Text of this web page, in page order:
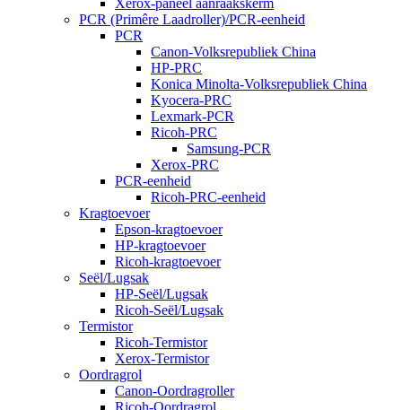
Xerox-paneel aanraakskerm
PCR (Primêre Laadroller)/PCR-eenheid
PCR
Canon-Volksrepubliek China
HP-PRC
Konica Minolta-Volksrepubliek China
Kyocera-PRC
Lexmark-PCR
Ricoh-PRC
Samsung-PCR
Xerox-PRC
PCR-eenheid
Ricoh-PRC-eenheid
Kragtoevoer
Epson-kragtoevoer
HP-kragtoevoer
Ricoh-kragtoevoer
Seël/Lugsak
HP-Seël/Lugsak
Ricoh-Seël/Lugsak
Termistor
Ricoh-Termistor
Xerox-Termistor
Oordragrol
Canon-Oordragroller
Ricoh-Oordragrol